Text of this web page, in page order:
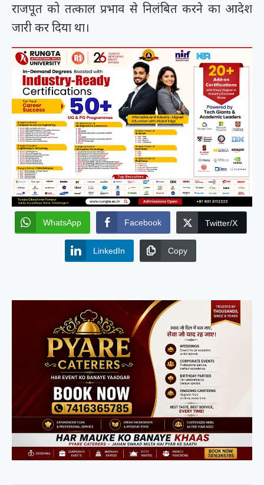
राजपूत को तत्काल प्रभाव से निलंबित करने का आदेश
जारी कर दिया था।
WhatsApp Facebook Twitter/X
LinkedIn Copy